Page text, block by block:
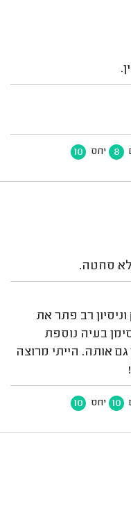
8 יחס 10
סחטה.
רב פתר את
בעיה נוספת
אותה. הייתי מרוצה
10 יחס 10